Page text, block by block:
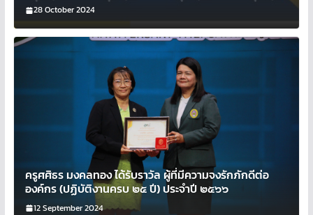
28 October 2024
ครูศศิธร มงคลทอง ได้รับราวัล ผู้ที่มีความจงรักภักดีต่อ
องค์กร (ปฏิบัติงานครบ ๒๕ ปี) ประจำปี ๒๕๖๖
12 September 2024